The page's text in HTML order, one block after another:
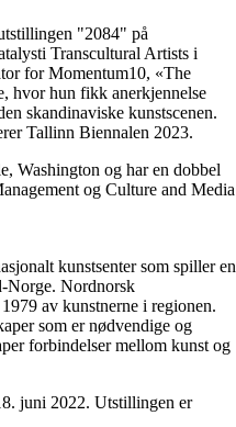
"2084" på
Transcultural Artists i
for Momentum10, «The
hvor hun fikk anerkjennelse
skandinaviske kunstscenen.
Tallinn Biennalen 2023.
Washington og har en dobbel
og Culture and Media
kunstsenter som spiller en
Norge. Nordnorsk
av kunstnerne i regionen.
som er nødvendige og
forbindelser mellom kunst og
juni 2022. Utstillingen er